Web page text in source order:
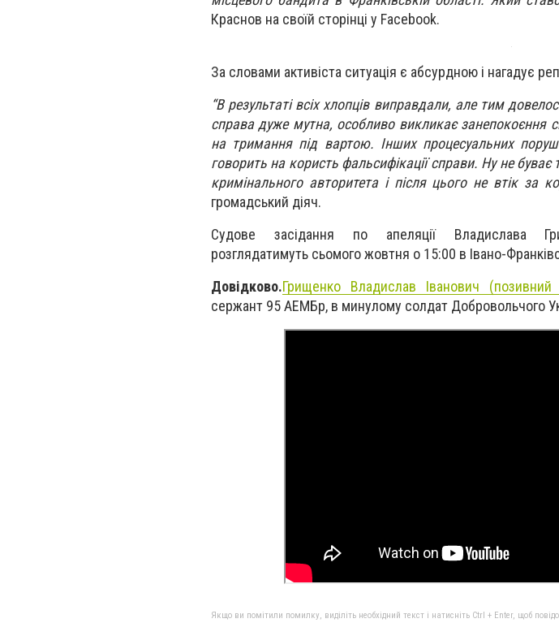
Краснов на своїй сторінці у Facebook.
За словами активіста ситуація є абсурдною і нагадує
“В результаті всіх хлопців виправдали, але тим
справа дуже мутна, особливо викликає занепокоєння
на тримання під вартою. Інших процесуальних
говорить на користь фальсифікації справи. Ну не
кримінального авторитета і після цього не втік за
громадський діяч.
Судове засідання по апеляції Владислава
розглядатимуть сьомого жовтня о 15:00 в Івано-
Довідково.Грищенко Владислав Іванович (позивний
сержант 95 АЕМБр, в минулому солдат Добровольчого
Якщо ви помітили помилку, виділіть необхідний текст і натисніть Ctrl + Enter, щоб